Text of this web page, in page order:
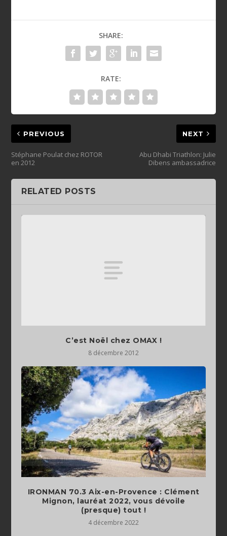
SHARE:
RATE:
PREVIOUS
Stéphane Poulat chez ROTOR
en 2012
NEXT
Abu Dhabi Triathlon: Julie
Dibens ambassadrice
RELATED POSTS
C’est Noël chez OMAX !
8 décembre 2012
IRONMAN 70.3 Aix-en-Provence : Clément
Mignon, lauréat 2022, vous dévoile
(presque) tout !
4 décembre 2022